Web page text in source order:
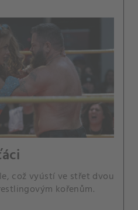
což vyústí ve střet dvou
kořenům.